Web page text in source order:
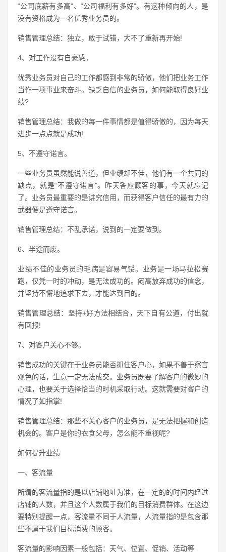
“公司底薪有多高”、“公司福利有多好”。有这种倾向的人，是
没有资格成为一名优秀业务员的。
销售管理总结：独立，敢于试错，大不了重新再开始!
4、对工作没有自豪感。
优秀业务员对自己的工作都感到非常的骄傲，他们把业务工作
当作一项事业来奋斗。缺乏自信的业务员，如何能取得良好业
绩?
销售管理总结：我做的每一件事情都是值得骄傲的，因为每天
进步一点点就是成功!
5、不遵守诺言。
一些业务员虽然能说善道，但业绩却不佳，他们有一个共同的
缺点，就是“不遵守诺言”。昨天答应顾客的事，今天就忘记
了。业务员最重要的是讲究信用，而获得客户信任的最有力的
武器便是遵守诺言。
销售管理总结：不乱承诺，说到的一定要做到。
6、半途而废。
业绩不佳的业务员的毛病是容易气馁。业务是一场马拉松赛
跑，仅凭一时的冲动，是无法成功的。闷高放弃成功的信念，
并坚持不懈地追求下去，才能达到目的。
销售管理总结：坚持+好方法相结合，天下自有公道，付出就
有回报!
7、对客户关心不够。
销售成功的关键在于业务员能否抓住客户心，如果不善于察言
观色的话，生意一定无法成交。业务员既要了解客户的微妙的
心理，也要关于选择恰当的时机采取行动。这就需要对客户的
情况了如指掌!
销售管理总结：那些不关心客户的业务员，是无法把握和创造
机会的。客户是你的衣食父母，怎么能不重视呢?
如何提升业绩
一、客流量
所谓的客流量指的是以店铺地址为准，在一定的的时间内经过
店铺的人数，并且这个人数属于我们的目标消费群体。在这边
要特别提醒一点，客流量不同于人流量，人流量指的是包含那
些不属于我们目标消费的顾客。
客流量的影响因素一般包括：天气、位置、促销、活动等